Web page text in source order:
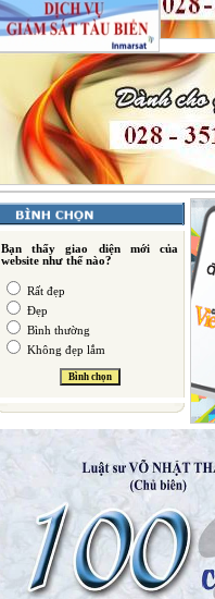
Bạn thấy giao diện mới của
website như thế nào?
Rất đẹp
Đẹp
Bình thường
Không đẹp lắm